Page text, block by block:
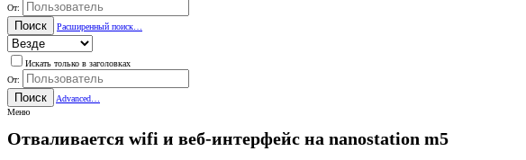
От:
Поиск Расширенный поиск…
Искать только в заголовках
От:
Поиск
Advanced…
Меню
Отваливается wifi и веб-интерфейс на nanostation m5